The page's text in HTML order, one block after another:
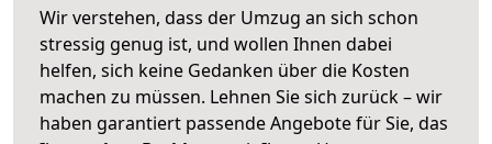
Wir verstehen, dass der Umzug an sich schon
stressig genug ist, und wollen Ihnen dabei
helfen, sich keine Gedanken über die Kosten
machen zu müssen. Lehnen Sie sich zurück – wir
haben garantiert passende Angebote für Sie, das